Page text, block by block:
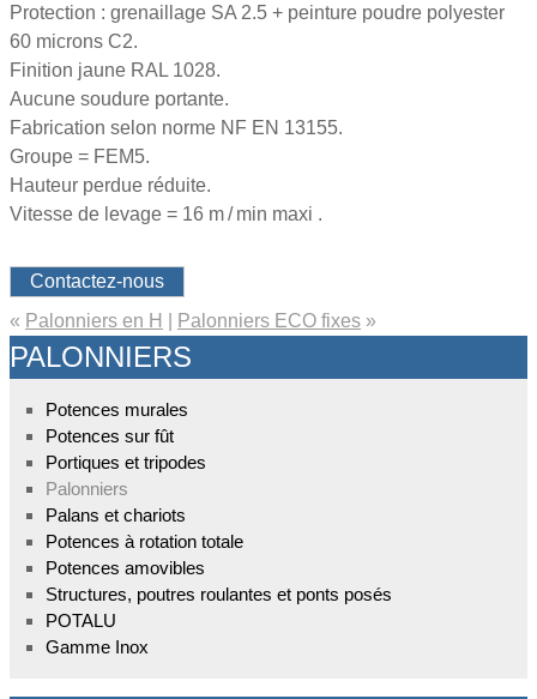
Protection : grenaillage SA 2.5 + peinture poudre polyester
60 microns C2.
Finition jaune RAL 1028.
Aucune soudure portante.
Fabrication selon norme NF EN 13155.
Groupe = FEM5.
Hauteur perdue réduite.
Vitesse de levage = 16 m / min maxi .
Contactez-nous
« Palonniers en H Palonniers ECO fixes »
PALONNIERS
Potences murales
Potences sur fût
Portiques et tripodes
Palonniers
Palans et chariots
Potences à rotation totale
Potences amovibles
Structures, poutres roulantes et ponts posés
POTALU
Gamme Inox